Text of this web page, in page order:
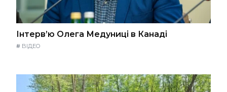
Інтерв’ю Олега Медуниці в Канаді
# ВІДЕО